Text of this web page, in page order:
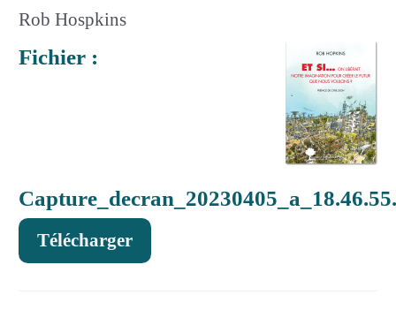
Rob Hospkins
Fichier :
Télécharger